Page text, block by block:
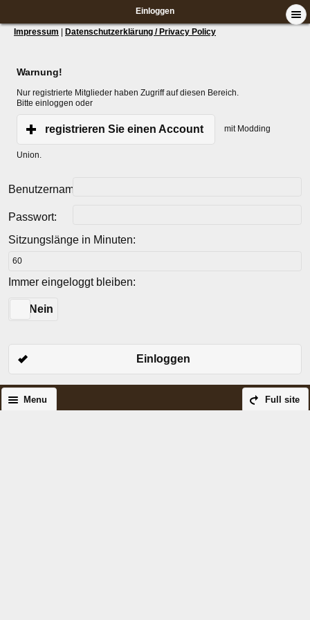
Einloggen
Impressum Datenschutzerklärung / Privacy Policy
Warnung!
Nur registrierte Mitglieder haben Zugriff auf diesen Bereich.
Bitte einloggen oder
registrieren Sie einen Account mit Modding
Union.
Benutzername:
Passwort:
Sitzungslänge in Minuten:
Immer eingeloggt bleiben:
Nein
Einloggen
Full site
Menu